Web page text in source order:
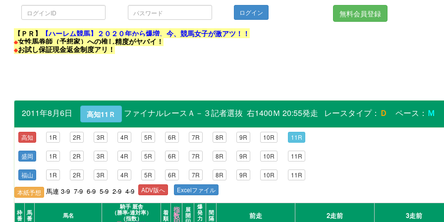
ロ
グ
イ
ID
パ
ス
ワ
ド
無料会員登録
【ＰＲ】
【ハーレム競馬】２０２０年から爆増、今、競馬女子が激アツ！！
※女性馬券師（予想家）への推し精度がヤバイ！
※お試し保証現金返金制度アリ！
2011年8月6日 高知11Ｒ ファイナルレースＡ－３記者選抜 右1400Ｍ 20:55発走 レースタイプ： Ｄ ペース： Ｍ
高知 1R 2R 3R 4R 5R 6R 7R 8R 9R 10R 11R
盛岡 1R 2R 3R 4R 5R 6R 7R 8R 9R 10R 11R
福山 1R 2R 3R 4R 5R 6R 7R 8R 9R 10R 11R
本紙予想 馬連 3-9 7-9 6-9 5-9 2-9 4-9 ADV版へ Excelファイル
枠
番
馬
番
馬名
騎手 厩舎
（勝率-連対率）
（指数）
着
順
指
数
展
開
爆
発
力
間
隔
前走 2走前 3走前